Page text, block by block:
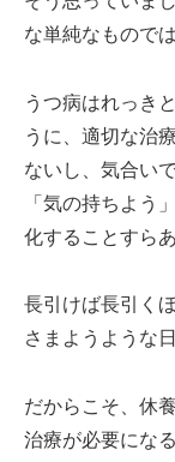
な単純なもので
うつ病はれっき
うに、適切な治
ないし、気合い
「気の持ちよう
化することすら
長引けば長引く
さまようような
だからこそ、休
治療が必要にな